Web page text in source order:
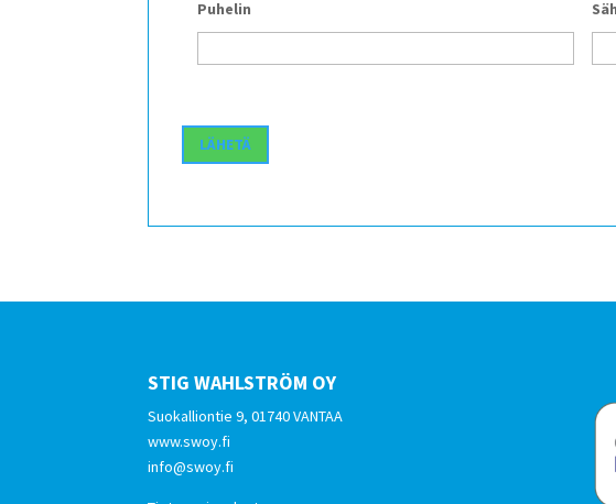
Puhelin
STIG WAHLSTRÖM OY
Suokalliontie 9, 01740 VANTAA
www.swoy.fi
info@swoy.fi